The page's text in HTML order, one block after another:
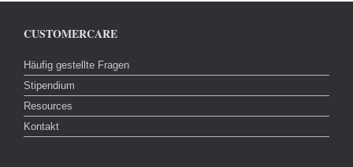
CUSTOMERCARE
Häufig gestellte Fragen
Stipendium
Resources
Kontakt